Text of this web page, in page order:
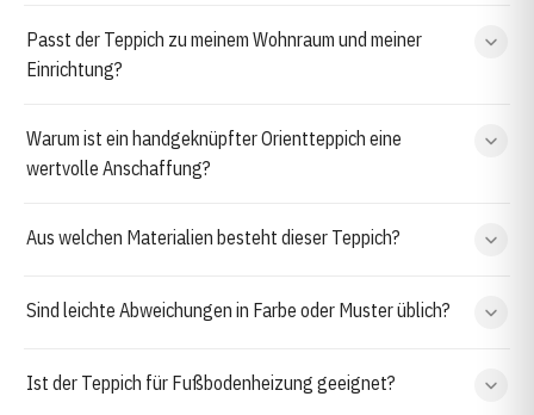
Passt der Teppich zu meinem Wohnraum und meiner
Einrichtung?
Warum ist ein handgeknüpfter Orientteppich eine
wertvolle Anschaffung?
Aus welchen Materialien besteht dieser Teppich?
Sind leichte Abweichungen in Farbe oder Muster üblich?
Ist der Teppich für Fußbodenheizung geeignet?